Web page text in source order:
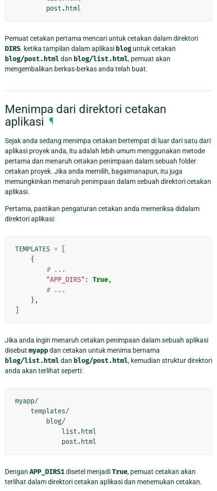
Pemuat cetakan pertama mencari untuk cetakan dalam direktori
DIRS. ketika tampilan dalam aplikasi blog untuk cetakan
blog/post.htmldan blog/list.html, pemuat akan
mengembalikan berkas-berkas anda telah buat.
Menimpa dari direktori cetakan
aplikasi ¶
Sejak anda sedang menimpa cetakan bertempat di luar dari satu dari
aplikasi proyek anda, itu adalah lebih umum menggunakan metode
pertama dan menaruh cetakan penimpaan dalam sebuah folder
cetakan proyek. Jika anda memilih, bagaimanapun, itu juga
memungkinkan menaruh penimpaan dalam sebuah direktori cetakan
aplikasi.
Pertama, pastikan pengaturan cetakan anda memeriksa didalam
direktori aplikasi:
TEMPLATES =
{
# ...
"APP_DIRS" : True,
# ...
},
Jika anda ingin menaruh cetakan penimpaan dalam sebuah aplikasi
disebut myappdan cetakan untuk menima bernama
blog/list.htmldan blog/post.html, kemudian struktur direktori
anda akan terlihat seperti:
myapp/
Dengan APP_DIRS1disetel menjadiTrue, pemuat cetakan akan
terlihat dalam direktori cetakan aplikasi dan menemukan cetakan.